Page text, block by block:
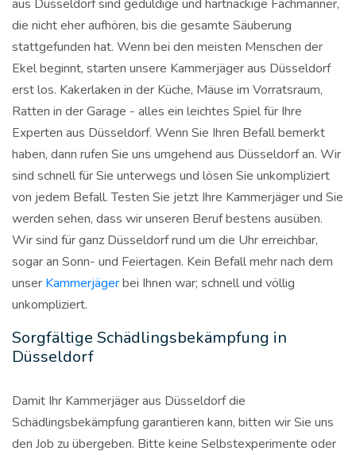
aus Düsseldorf sind geduldige und hartnäckige Fachmänner,
die nicht eher aufhören, bis die gesamte Säuberung
stattgefunden hat. Wenn bei den meisten Menschen der
Ekel beginnt, starten unsere Kammerjäger aus Düsseldorf
erst los. Kakerlaken in der Küche, Mäuse im Vorratsraum,
Ratten in der Garage - alles ein leichtes Spiel für Ihre
Experten aus Düsseldorf. Wenn Sie Ihren Befall bemerkt
haben, dann rufen Sie uns umgehend aus Düsseldorf an. Wir
sind schnell für Sie unterwegs und lösen Sie unkompliziert
von jedem Befall. Testen Sie jetzt Ihre Kammerjäger und Sie
werden sehen, dass wir unseren Beruf bestens ausüben.
Wir sind für ganz Düsseldorf rund um die Uhr erreichbar,
sogar an Sonn- und Feiertagen. Kein Befall mehr nach dem
unser Kammerjägerbei Ihnen war; schnell und völlig
unkompliziert.
Sorgfältige Schädlingsbekämpfung in
Düsseldorf
Damit Ihr Kammerjäger aus Düsseldorf die
Schädlingsbekämpfung garantieren kann, bitten wir Sie uns
den Job zu übergeben. Bitte keine Selbstexperimente oder